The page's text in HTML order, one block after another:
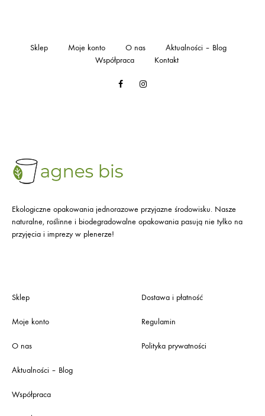
FacebookInstagram
Sklep Moje konto O nas
Aktualności – Blog
Współpraca
Kontakt
Ekologiczne opakowania jednorazowe przyjazne środowisku. Nasze
naturalne, roślinne i biodegradowalne opakowania pasują nie tylko na
przyjęcia i imprezy w plenerze!
Sklep
Moje konto
O nas
Aktualności – Blog
Współpraca
Dostawa i płatność
Regulamin
Polityka prywatności